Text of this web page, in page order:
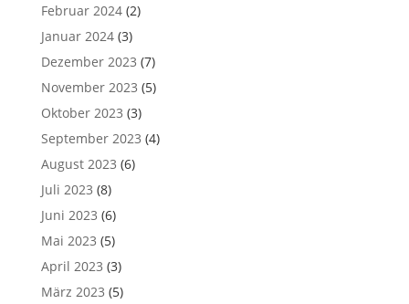
Februar 2024(2)
Januar 2024(3)
Dezember 2023 (7)
November 2023 (5)
Oktober 2023 (3)
September 2023 (4)
August 2023 (6)
Juli 2023 (8)
Juni 2023 (6)
Mai 2023 (5)
April 2023 (3)
März 2023 (5)